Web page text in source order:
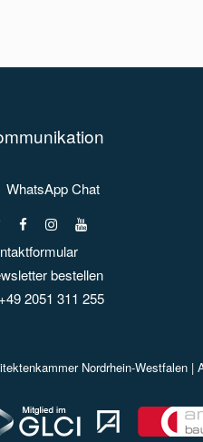
Chat
bestellen
2051 311 255
Nordrhein-Westfalen |